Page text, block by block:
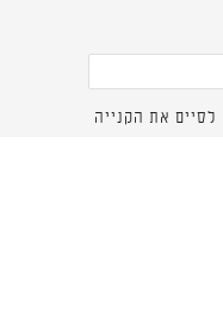
לסיים את הקנייה